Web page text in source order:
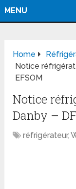
MENU
Home
Notice
EFSOM
Notice
Danby –
réfrigérateur,